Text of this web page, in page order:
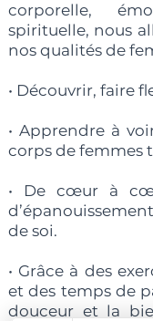
corporelle,
spirituelle, nous
nos qualités de
• Découvrir, faire
• Apprendre à
corps de femmes
• De cœur à
de soi.
• Grâce à des
et des temps de
douceur et la